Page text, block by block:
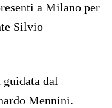
a Milano per
Silvio
dal
Mennini.